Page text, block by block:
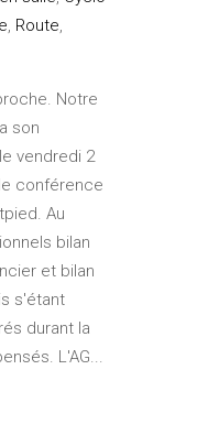
Route
Notre
son
vendredi 2
conférence
Au
bilan
et bilan
s'étant
durant la
L'AG...